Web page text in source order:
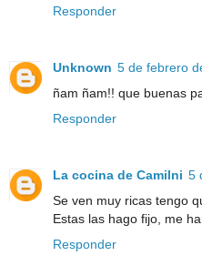
Responder
Unknown 5 de febrero
ñam ñam!! que buenas
Responder
La cocina de Camilni 5
Se ven muy ricas tengo
Estas las hago fijo, me
Responder